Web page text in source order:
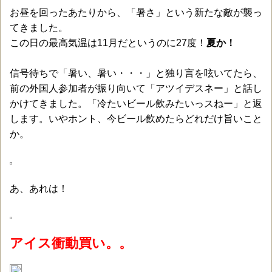
お昼を回ったあたりから、「暑さ」という新たな敵が襲っ
てきました。
この日の最高気温は11月だというのに27度！ 夏か！
信号待ちで「暑い、暑い・・・」と独り言を呟いてたら、
前の外国人参加者が振り向いて「アツイデスネー」と話し
かけてきました。「冷たいビール飲みたいっスねー」と返
します。いやホント、今ビール飲めたらどれだけ旨いこと
か。
あ、あれは！
アイス衝動買い。。